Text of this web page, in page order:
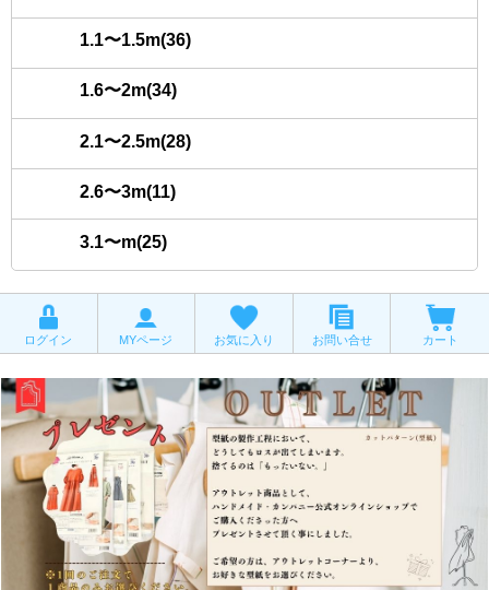
1.1〜1.5m(36)
1.6〜2m(34)
2.1〜2.5m(28)
2.6〜3m(11)
3.1〜m(25)
ログイン MYページ お気に入り お問い合せ カート